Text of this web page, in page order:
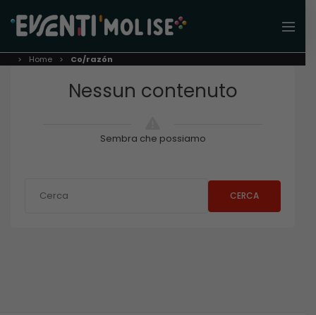
Home Co/razón
Nessun contenuto
Sembra che possiamo
CERCA